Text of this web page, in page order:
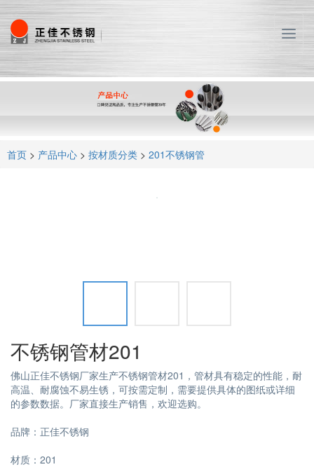
T
o
g
n
首页 > 产品中心 > 按材质分类 > 201不锈钢管
不锈钢管材201
佛山正佳不锈钢厂家生产不锈钢管材201，管材具有稳定的性能，耐
高温、耐腐蚀不易生锈，可按需定制，需要提供具体的图纸或详细
的参数数据。厂家直接生产销售，欢迎选购。
品牌：正佳不锈钢
材质：201